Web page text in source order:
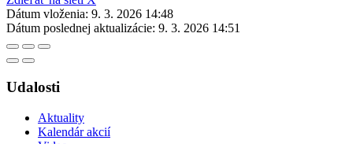
Dátum vloženia: 9. 3. 2026 14:48
Dátum poslednej aktualizácie: 9. 3. 2026 14:51
Udalosti
Aktuality
Kalendár akcií